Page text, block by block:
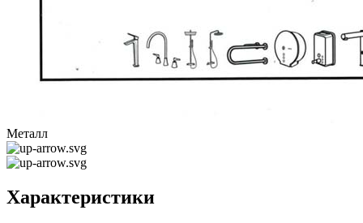
Металл
Характеристики